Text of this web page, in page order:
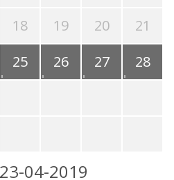
18 19 20
21
25 26 27
28
04-2019